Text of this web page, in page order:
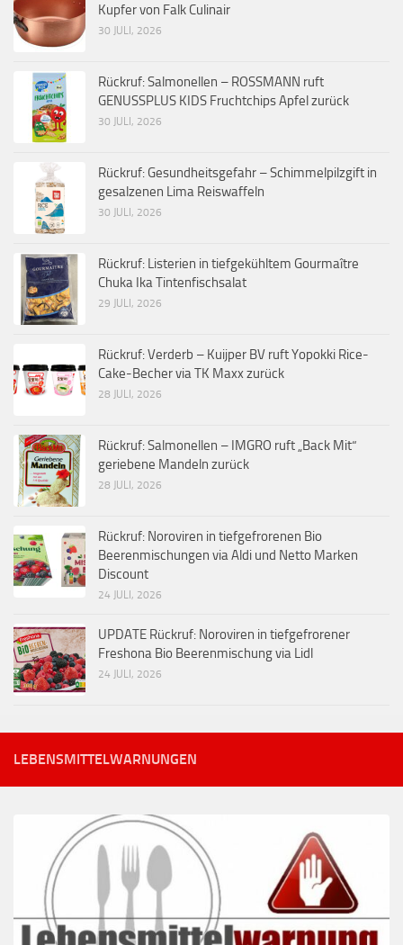
Kupfer von Falk Culinair
30 JULI, 2026
Rückruf: Salmonellen – ROSSMANN ruft
GENUSSPLUS KIDS Fruchtchips Apfel zurück
30 JULI, 2026
Rückruf: Gesundheitsgefahr – Schimmelpilzgift in
gesalzenen Lima Reiswaffeln
30 JULI, 2026
Rückruf: Listerien in tiefgekühltem Gourmaître
Chuka Ika Tintenfischsalat
29 JULI, 2026
Rückruf: Verderb – Kuijper BV ruft Yopokki Rice-
Cake-Becher via TK Maxx zurück
28 JULI, 2026
Rückruf: Salmonellen – IMGRO ruft „Back Mit“
geriebene Mandeln zurück
28 JULI, 2026
Rückruf: Noroviren in tiefgefrorenen Bio
Beerenmischungen via Aldi und Netto Marken
Discount
24 JULI, 2026
UPDATE Rückruf: Noroviren in tiefgefrorener
Freshona Bio Beerenmischung via Lidl
24 JULI, 2026
LEBENSMITTELWARNUNGEN